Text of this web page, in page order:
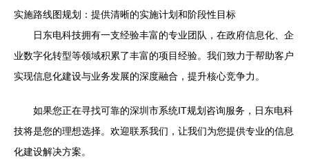
实施路线图规划：提供清晰的实施计划和阶段性目标
日东电科技拥有一支经验丰富的专业团队，在政府信息化、企
业数字化转型等领域积累了丰富的项目经验。我们致力于帮助客户
实现信息化建设与业务发展的深度融合，提升核心竞争力。
如果您正在寻找可靠的深圳市系统IT规划咨询服务，日东电科
技将是您的理想选择。欢迎联系我们，让我们为您提供专业的信息
化建设解决方案。